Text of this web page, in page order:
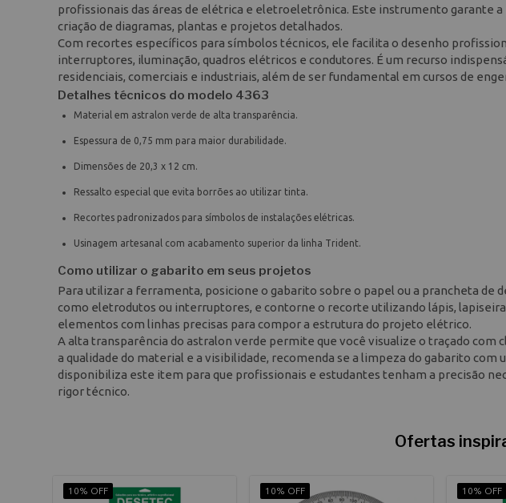
profissionais das áreas de elétrica e eletroeletrônica. Este instrumento garante a
criação de diagramas, plantas e projetos detalhados.
Com recortes específicos para símbolos técnicos, ele facilita o desenho
interruptores, iluminação, quadros elétricos e condutores. É um recurso
residenciais, comerciais e industriais, além de ser fundamental em cursos de
Detalhes técnicos do modelo 4363
Material em astralon verde de alta transparência.
Espessura de 0,75 mm para maior durabilidade.
Dimensões de 20,3 x 12 cm.
Ressalto especial que evita borrões ao utilizar tinta.
Recortes padronizados para símbolos de instalações elétricas.
Usinagem artesanal com acabamento superior da linha Trident.
Como utilizar o gabarito em seus projetos
Para utilizar a ferramenta, posicione o gabarito sobre o papel ou a prancheta de
como eletrodutos ou interruptores, e contorne o recorte utilizando lápis, lapiseira
elementos com linhas precisas para compor a estrutura do projeto elétrico.
A alta transparência do astralon verde permite que você visualize o traçado com
a qualidade do material e a visibilidade, recomenda se a limpeza do gabarito com
disponibiliza este item para que profissionais e estudantes tenham a precisão
rigor técnico.
Ofertas
10% OFF 10% OFF 10% OFF